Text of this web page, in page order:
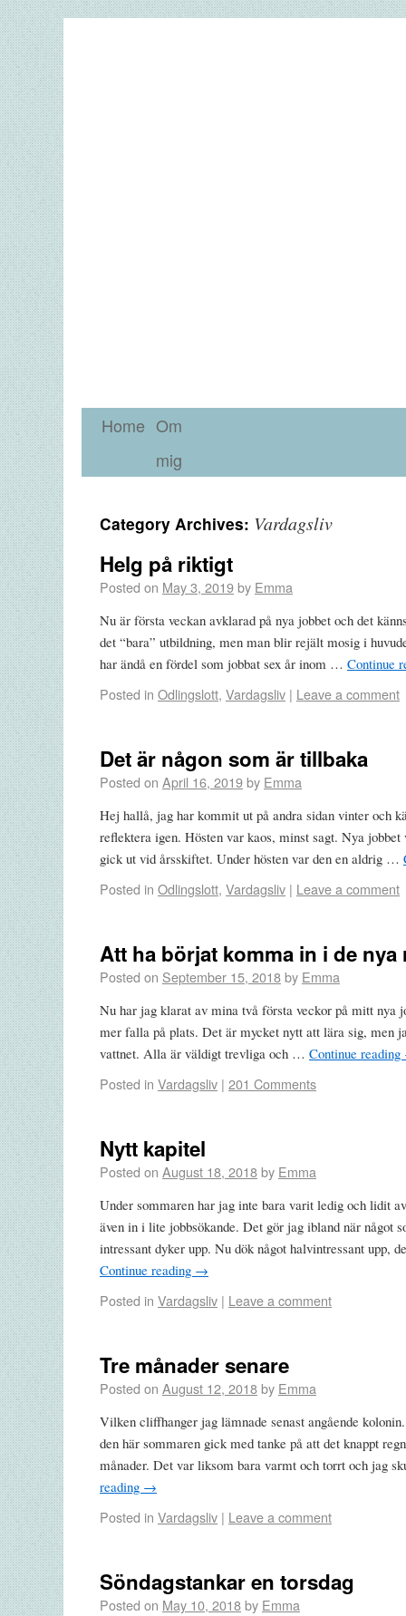
Home Om
mig
Category Archives: Vardagsliv
Helg på riktigt
Posted on May 3, 2019by Emma
Nu är första veckan avklarad på nya jobbet och det
det “bara” utbildning, men man blir rejält mosig i
har ändå en fördel som jobbat sex år inom … Continue
Posted in Odlingslott, Vardagsliv | Leave a comment
Det är någon som är tillbaka
Posted on April 16, 2019by Emma
Hej hallå, jag har kommit ut på andra sidan vinter och
reflektera igen. Hösten var kaos, minst sagt. Nya
gick ut vid årsskiftet. Under hösten var den en aldrig …
Posted in Odlingslott, Vardagsliv | Leave a comment
Att ha börjat komma in i de nya
Posted on September 15, 2018by Emma
Nu har jag klarat av mina två första veckor på mitt nya
mer falla på plats. Det är mycket nytt att lära sig, men
vattnet. Alla är väldigt trevliga och … Continue reading
Posted in Vardagsliv | 201 Comments
Nytt kapitel
Posted on August 18, 2018by Emma
Under sommaren har jag inte bara varit ledig och lidit
även in i lite jobbsökande. Det gör jag ibland när något
intressant dyker upp. Nu dök något halvintressant upp,
Continue reading →
Posted in Vardagsliv | Leave a comment
Tre månader senare
Posted on August 12, 2018by Emma
Vilken cliffhanger jag lämnade senast angående
den här sommaren gick med tanke på att det knappt
månader. Det var liksom bara varmt och torrt och jag
reading →
Posted in Vardagsliv | Leave a comment
Söndagstankar en torsdag
Posted on May 10, 2018by Emma